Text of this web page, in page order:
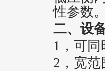
性参数
二、 设
1， 可同
2， 宽